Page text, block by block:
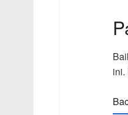
ini.